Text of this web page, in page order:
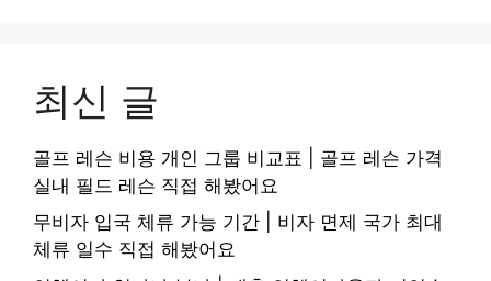
최신 글
골프 레슨 비용 개인 그룹 비교표 | 골프 레슨 가격
실내 필드 레슨 직접 해봤어요
무비자 입국 체류 가능 기간 | 비자 면제 국가 최대
체류 일수 직접 해봤어요